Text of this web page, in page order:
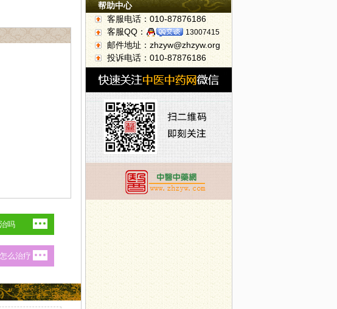
帮助中心
客服电话：010-87876186
客服QQ：
13007415
邮件地址：zhzyw@zhzyw.org
投诉电话：010-87876186